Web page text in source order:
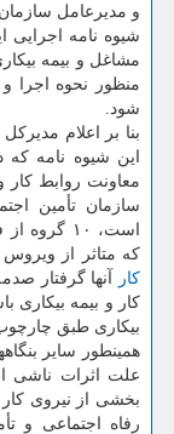
و مدیرعامل
شیوه نامه اجرایی
مشاغل و بیمه
منظور نحوه اجرا و
شود.
بنا بر اعلام
معاونت روابط كار
سازمان تأمین
است، ۱۰
كه متاثر از ویروس
كار
آنها گرفتار
كار و بیمه بیكاری
بیكاری طبق
علت اثرات ناشی
بخشی از نیروی
رفاه اجتماعی و